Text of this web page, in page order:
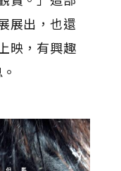
展出，也還
映，有興趣